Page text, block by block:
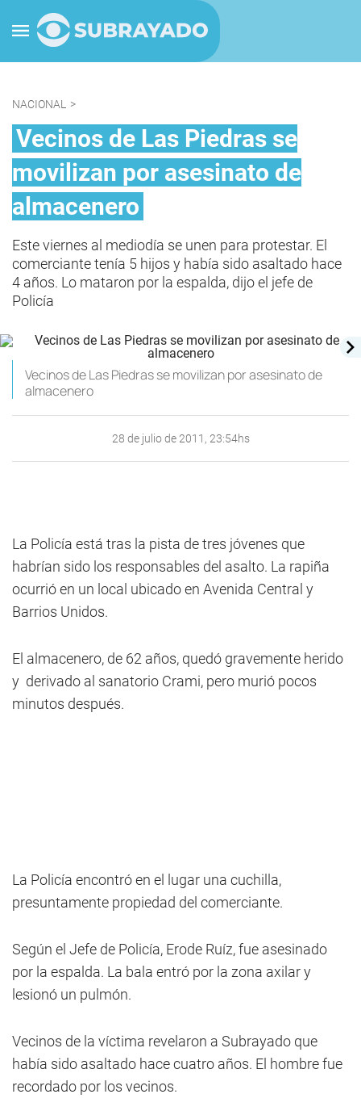
NACIONAL >
Vecinos de Las Piedras se
movilizan por asesinato de
almacenero
Este viernes al mediodía se unen para protestar. El
comerciante tenía 5 hijos y había sido asaltado hace
4 años. Lo mataron por la espalda, dijo el jefe de
Policía
Vecinos de Las Piedras se movilizan por asesinato de
almacenero
28 de julio de 2011, 23:54hs
La Policía está tras la pista de tres jóvenes que
habrían sido los responsables del asalto. La rapiña
ocurrió en un local ubicado en Avenida Central y
Barrios Unidos.
El almacenero, de 62 años, quedó gravemente herido
y derivado al sanatorio Crami, pero murió pocos
minutos después.
La Policía encontró en el lugar una cuchilla,
presuntamente propiedad del comerciante.
Según el Jefe de Policía, Erode Ruíz, fue asesinado
por la espalda. La bala entró por la zona axilar y
lesionó un pulmón.
Vecinos de la víctima revelaron a Subrayado que
había sido asaltado hace cuatro años. El hombre fue
recordado por los vecinos.